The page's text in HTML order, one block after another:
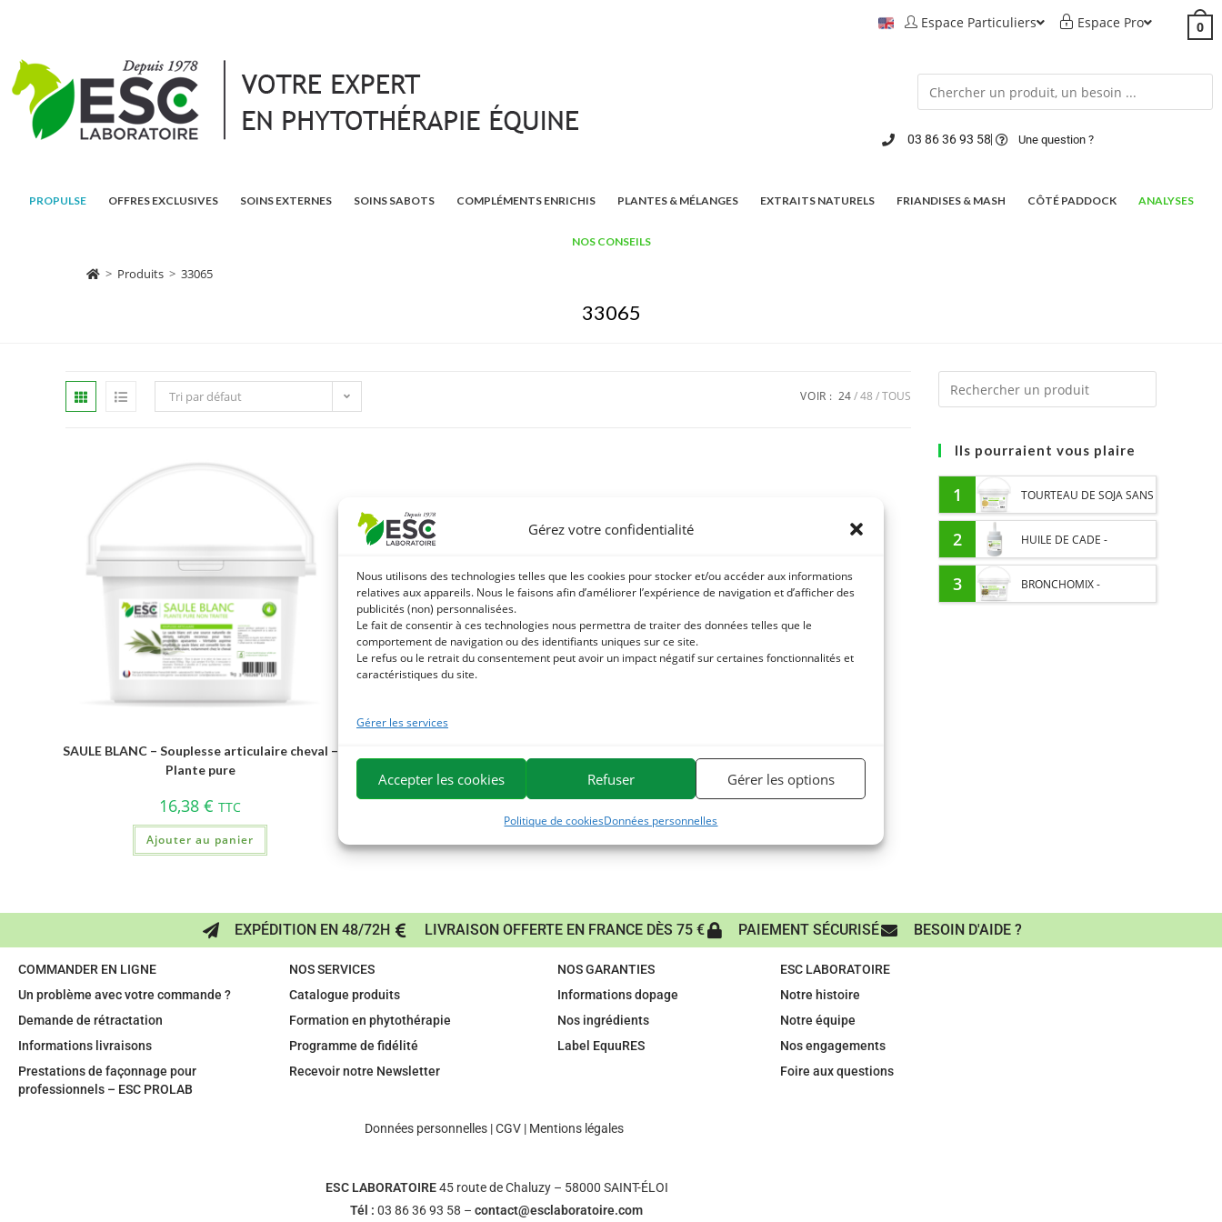
Gérez votre confidentialité
Nous utilisons des technologies telles que les cookies pour stocker et/ou accéder aux informations
relatives aux appareils. Nous le faisons afin d’améliorer l’expérience de navigation et d’afficher des
publicités (non) personnalisées.
Le fait de consentir à ces technologies nous permettra de traiter des données telles que le
comportement de navigation ou des identifiants uniques sur ce site.
Le refus ou le retrait du consentement peut avoir un impact négatif sur certaines fonctionnalités et
caractéristiques du site.
Gérer les services
Accepter les cookies Refuser Gérer les options
Politique de cookiesDonnées personnelles
Espace Particuliers Espace Pro 0
03 86 36 93 58 Une question ?
PROPULSE OFFRES EXCLUSIVES SOINS EXTERNES SOINS SABOTS COMPLÉMENTS ENRICHIS PLANTES & MÉLANGES EXTRAITS NATURELS FRIANDISES & MASH CÔTÉ PADDOCK ANALYSES
NOS CONSEILS
> Produits > 33065
33065
Tri par défaut VOIR : 24 48 TOUS
SAULE BLANC – Souplesse articulaire cheval –
Plante pure
16,38€ TTC
Ajouter au panier
Ils pourraient vous plaire
1 TOURTEAU DE SOJA SANS
OGM - APPORT EN
PROTÉINES ET SOUTIEN
ÉNERGÉTIQUE POUR
2 HUILE DE CADE -
ASSAINIT ET PROTÈGE LES
3 BRONCHOMIX -
EXPÉDITION EN 48/72H LIVRAISON OFFERTE EN FRANCE DÈS 75 € PAIEMENT SÉCURISÉ BESOIN D'AIDE ?
COMMANDER EN LIGNE
Un problème avec votre commande ?
Demande de rétractation
Informations livraisons
Prestations de façonnage pour
professionnels – ESC PROLAB
NOS SERVICES
Catalogue produits
Formation en phytothérapie
Programme de fidélité
Recevoir notre Newsletter
NOS GARANTIES
Informations dopage
Nos ingrédients
Label EquuRES
ESC LABORATOIRE
Notre histoire
Notre équipe
Nos engagements
Foire aux questions
Données personnelles|CGV| Mentions légales
ESC LABORATOIRE45 route de Chaluzy – 58000 SAINT-ÉLOI
Tél : 03 86 36 93 58 –contact@esclaboratoire.com